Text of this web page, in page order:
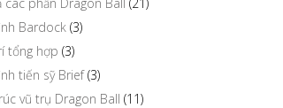
Bardock (3)
tổng hợp (3)
tiến sỹ Brief(3)
vũ trụ Dragon Ball (11)